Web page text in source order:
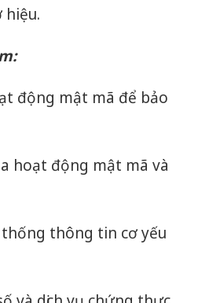
hiệu.
động mật mã để bảo
hoạt động mật mã và
thông tin cơ yếu
Công an